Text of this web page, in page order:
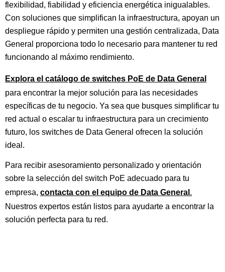
flexibilidad, fiabilidad y eficiencia energética inigualables.
Con soluciones que simplifican la infraestructura, apoyan un
despliegue rápido y permiten una gestión centralizada, Data
General proporciona todo lo necesario para mantener tu red
funcionando al máximo rendimiento.
Explora el catálogo de switches PoE de Data General
para encontrar la mejor solución para las necesidades
específicas de tu negocio. Ya sea que busques simplificar tu
red actual o escalar tu infraestructura para un crecimiento
futuro, los switches de Data General ofrecen la solución
ideal.
Para recibir asesoramiento personalizado y orientación
sobre la selección del switch PoE adecuado para tu
empresa, contacta con el equipo de Data General .
Nuestros expertos están listos para ayudarte a encontrar la
solución perfecta para tu red.